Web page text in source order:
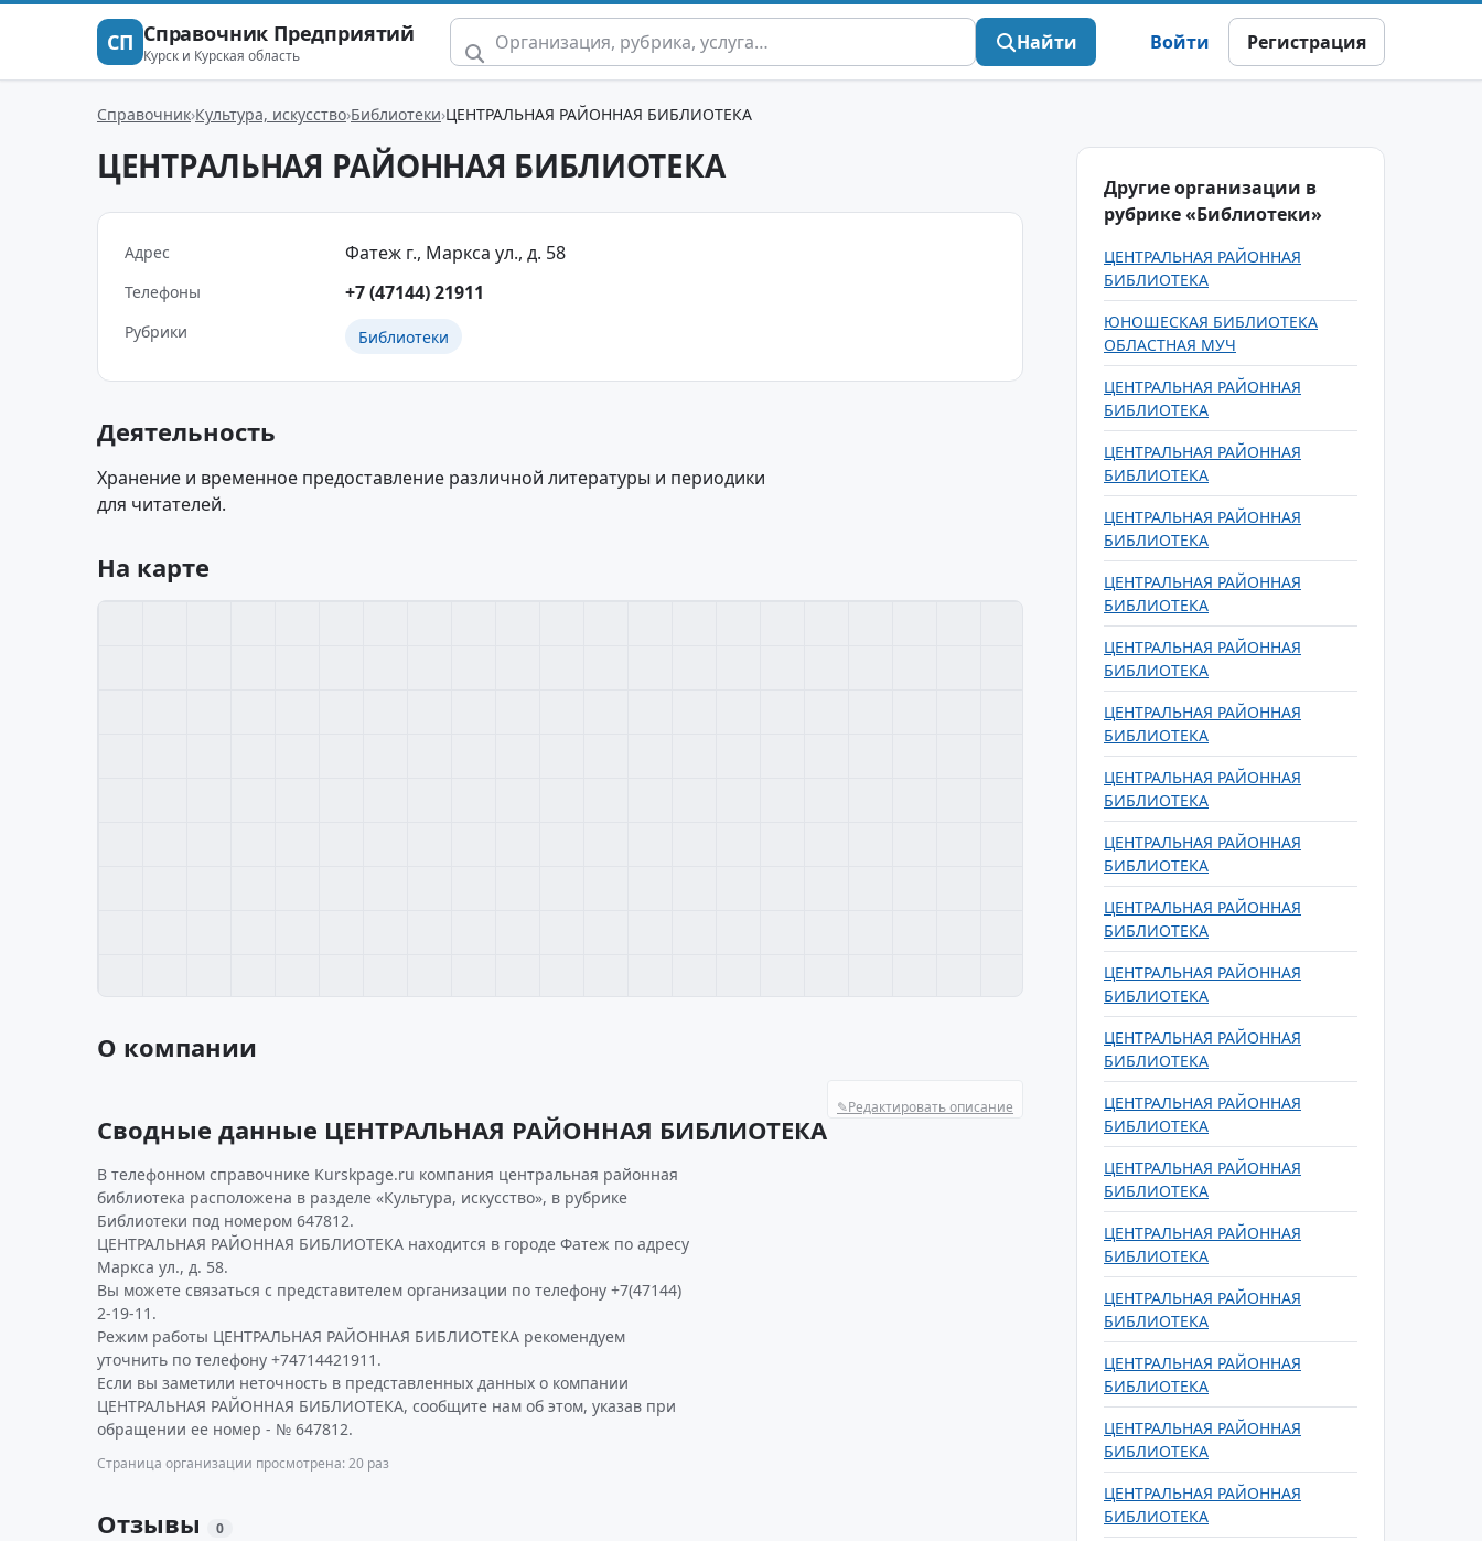
СП Справочник Предприятий
Курск и Курская область
Найти Войти Регистрация
Справочник Культура, искусство Библиотеки ЦЕНТРАЛЬНАЯ РАЙОННАЯ БИБЛИОТЕКА
ЦЕНТРАЛЬНАЯ РАЙОННАЯ БИБЛИОТЕКА
Адрес Фатеж г., Маркса ул., д. 58
Телефоны +7 (47144) 21911
Рубрики Библиотеки
Деятельность
Хранение и временное предоставление различной литературы и периодики
для читателей.
На карте
О компании
✎Редактировать описание
Сводные данные ЦЕНТРАЛЬНАЯ РАЙОННАЯ БИБЛИОТЕКА
В телефонном справочнике Kurskpage.ru компания центральная районная
библиотека расположена в разделе «Культура, искусство», в рубрике
Библиотеки под номером 647812.
ЦЕНТРАЛЬНАЯ РАЙОННАЯ БИБЛИОТЕКА находится в городе Фатеж по адресу
Маркса ул., д. 58.
Вы можете связаться с представителем организации по телефону +7(47144)
2-19-11.
Режим работы ЦЕНТРАЛЬНАЯ РАЙОННАЯ БИБЛИОТЕКА рекомендуем
уточнить по телефону +74714421911.
Если вы заметили неточность в представленных данных о компании
ЦЕНТРАЛЬНАЯ РАЙОННАЯ БИБЛИОТЕКА, сообщите нам об этом, указав при
обращении ее номер - № 647812.
Страница организации просмотрена: 20 раз
Отзывы 0
Другие организации в
рубрике «Библиотеки»
ЦЕНТРАЛЬНАЯ РАЙОННАЯ
БИБЛИОТЕКА
ЮНОШЕСКАЯ БИБЛИОТЕКА
ОБЛАСТНАЯ МУЧ
ЦЕНТРАЛЬНАЯ РАЙОННАЯ
БИБЛИОТЕКА
ЦЕНТРАЛЬНАЯ РАЙОННАЯ
БИБЛИОТЕКА
ЦЕНТРАЛЬНАЯ РАЙОННАЯ
БИБЛИОТЕКА
ЦЕНТРАЛЬНАЯ РАЙОННАЯ
БИБЛИОТЕКА
ЦЕНТРАЛЬНАЯ РАЙОННАЯ
БИБЛИОТЕКА
ЦЕНТРАЛЬНАЯ РАЙОННАЯ
БИБЛИОТЕКА
ЦЕНТРАЛЬНАЯ РАЙОННАЯ
БИБЛИОТЕКА
ЦЕНТРАЛЬНАЯ РАЙОННАЯ
БИБЛИОТЕКА
ЦЕНТРАЛЬНАЯ РАЙОННАЯ
БИБЛИОТЕКА
ЦЕНТРАЛЬНАЯ РАЙОННАЯ
БИБЛИОТЕКА
ЦЕНТРАЛЬНАЯ РАЙОННАЯ
БИБЛИОТЕКА
ЦЕНТРАЛЬНАЯ РАЙОННАЯ
БИБЛИОТЕКА
ЦЕНТРАЛЬНАЯ РАЙОННАЯ
БИБЛИОТЕКА
ЦЕНТРАЛЬНАЯ РАЙОННАЯ
БИБЛИОТЕКА
ЦЕНТРАЛЬНАЯ РАЙОННАЯ
БИБЛИОТЕКА
ЦЕНТРАЛЬНАЯ РАЙОННАЯ
БИБЛИОТЕКА
ЦЕНТРАЛЬНАЯ РАЙОННАЯ
БИБЛИОТЕКА
ЦЕНТРАЛЬНАЯ РАЙОННАЯ
БИБЛИОТЕКА